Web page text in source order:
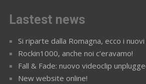
Lastest news
Si riparte dalla Romagna, ecco i
Rockin1000, anche noi c’eravamo!
Fall & Fade: nuovo videoclip
New website online!